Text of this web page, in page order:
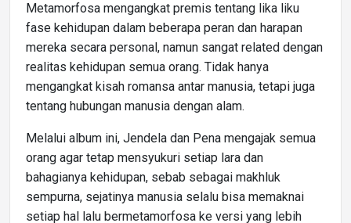
Metamorfosa mengangkat premis tentang lika liku
fase kehidupan dalam beberapa peran dan harapan
mereka secara personal, namun sangat related dengan
realitas kehidupan semua orang. Tidak hanya
mengangkat kisah romansa antar manusia, tetapi juga
tentang hubungan manusia dengan alam.
Melalui album ini, Jendela dan Pena mengajak semua
orang agar tetap mensyukuri setiap lara dan
bahagianya kehidupan, sebab sebagai makhluk
sempurna, sejatinya manusia selalu bisa memaknai
setiap hal lalu bermetamorfosa ke versi yang lebih